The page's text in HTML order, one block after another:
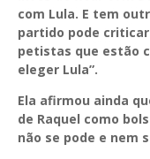
com Lula. E tem
partido pode criticar
petistas que estão
eleger Lula”.
Ela afirmou ainda
de Raquel como
não se pode e nem